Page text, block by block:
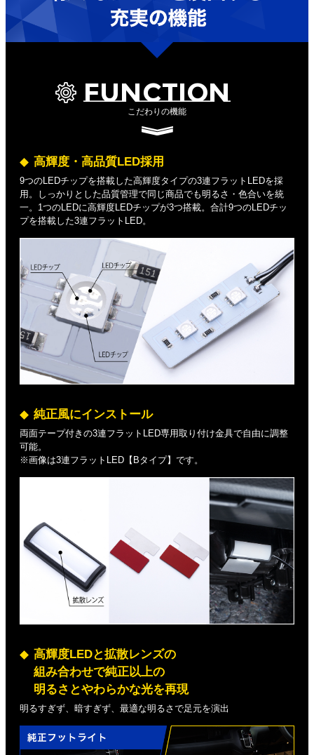
FUNCTION
こだわりの機能
高輝度・高品質LED採用
9つのLEDチップを搭載した高輝度タイプの3連フラットLEDを採
用。しっかりとした品質管理で同じ商品でも明るさ・色合いを統
一。1つのLEDに高輝度LEDチップが3つ搭載。合計9つのLEDチッ
プを搭載した3連フラットLED。
純正風にインストール
両面テープ付きの3連フラットLED専用取り付け金具で自由に調整
可能。
※画像は3連フラットLED【Bタイプ】です。
高輝度LEDと拡散レンズの
組み合わせで純正以上の
明るさとやわらかな光を再現
明るすぎず、暗すぎず、最適な明るさで足元を演出